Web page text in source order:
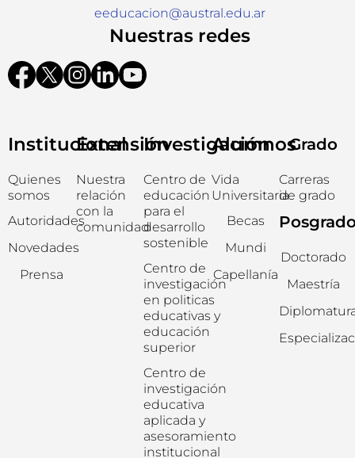
eeducacion@austral.edu.ar
Nuestras redes
Institucional
Quienes
somos
Autoridades
Novedades
Prensa
Extensión
Nuestra
relación
con la
comunidad
Investigación
Centro de
educación
para el
desarrollo
sostenible
Centro de
investigación
en politicas
educativas y
educación
superior
Centro de
investigación
educativa
aplicada y
asesoramiento
institucional
Alumnos
Vida
Universitaria
Becas
Mundi
Capellanía
Grado
Carreras
de grado
Doctorado
Maestría